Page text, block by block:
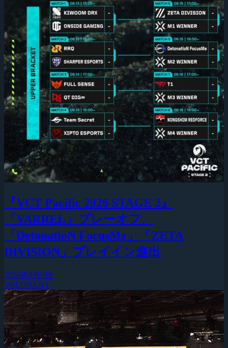
『VCT Pacific 2026 STAGE 2』
「VARREL」プレーオフ、
「DetonatioN FocusMe」「ZETA
DIVISION」プレイイン進出
2026年8月9日
VALORANT